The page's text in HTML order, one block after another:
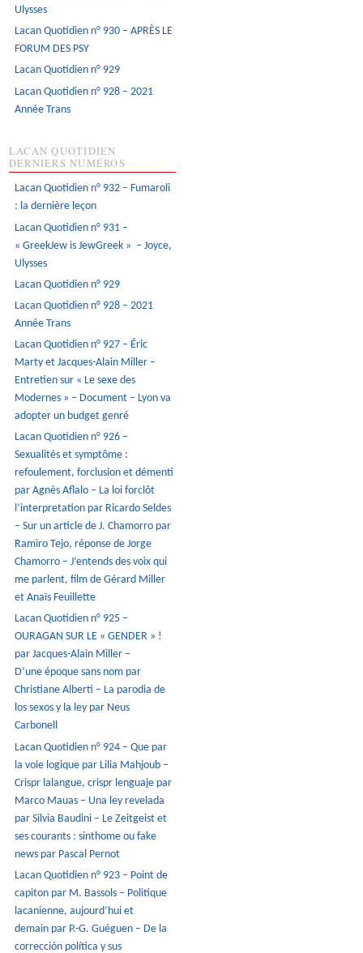
Ulysses
Lacan Quotidien n° 930 – APRÈS LE
FORUM DES PSY
Lacan Quotidien n° 929
Lacan Quotidien n° 928 – 2021
Année Trans
LACAN QUOTIDIEN
DERNIERS NUMÉROS
Lacan Quotidien n° 932 – Fumaroli
: la dernière leçon
Lacan Quotidien n° 931 –
« GreekJew is JewGreek » – Joyce,
Ulysses
Lacan Quotidien n° 929
Lacan Quotidien n° 928 – 2021
Année Trans
Lacan Quotidien n° 927 – Éric
Marty et Jacques-Alain Miller –
Entretien sur « Le sexe des
Modernes » – Document – Lyon va
adopter un budget genré
Lacan Quotidien n° 926 –
Sexualités et symptôme :
refoulement, forclusion et démenti
par Agnès Aflalo – La loi forclôt
l’interpretation par Ricardo Seldes
– Sur un article de J. Chamorro par
Ramiro Tejo, réponse de Jorge
Chamorro – J’entends des voix qui
me parlent, film de Gérard Miller
et Anaïs Feuillette
Lacan Quotidien n° 925 –
OURAGAN SUR LE « GENDER » !
par Jacques-Alain Miller –
D’une époque sans nom par
Christiane Alberti – La parodia de
los sexos y la ley par Neus
Carbonell
Lacan Quotidien n° 924 – Que par
la voie logique par Lilia Mahjoub –
Crispr lalangue, crispr lenguaje par
Marco Mauas – Una ley revelada
par Silvia Baudini – Le Zeitgeist et
ses courants : sinthome ou fake
news par Pascal Pernot
Lacan Quotidien n° 923 – Point de
capiton par M. Bassols – Politique
lacanienne, aujourd’hui et
demain par P.-G. Guéguen – De la
corrección política y sus